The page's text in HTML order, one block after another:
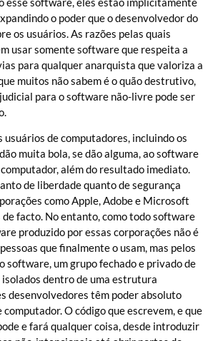
o poder que o desenvolvedor do
os usuários. As razões pelas quais
usar somente software que respeita a
para qualquer anarquista que valoriza a
muitos não sabem é o quão destrutivo,
para o software não-livre pode ser
usuários de computadores, incluindo os
muita bola, se dão alguma, ao software
além do resultado imediato.
de liberdade quanto de segurança
como Apple, Adobe e Microsoft
de facto. No entanto, como todo software
produzido por essas corporações não é
que finalmente o usam, mas pelos
software, um grupo fechado e privado de
dentro de uma estrutura
desenvolvedores têm poder absoluto
O código que escrevem, e que
e fará qualquer coisa, desde introduzir